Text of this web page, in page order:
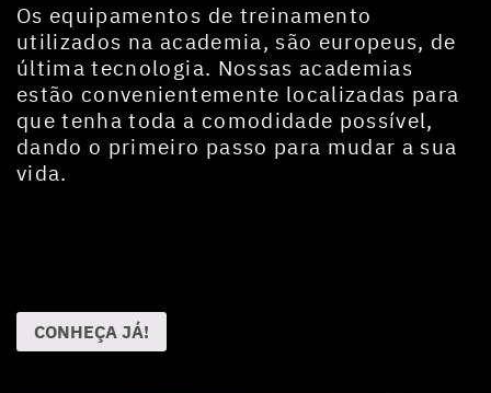
Os equipamentos de treinamento
utilizados na academia, são europeus, de
última tecnologia. Nossas academias
estão convenientemente localizadas para
que tenha toda a comodidade possível,
dando o primeiro passo para mudar a sua
vida.
CONHEÇA JÁ!